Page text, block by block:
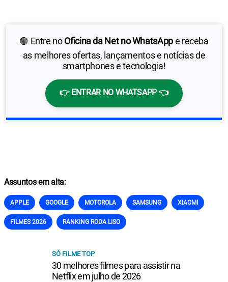
🟢 Entre noOficina da Net no WhatsAppe receba
as melhores ofertas, lançamentos e notícias de
smartphones e tecnologia!
👉 ENTRAR NO WHATSAPP 👈
Assuntos em alta:
APPLE GOOGLE MOTOROLA SAMSUNG XIAOMI
FILMES 2026 RANKING RODA LISO
SÓ FILME TOP
30 melhores filmes para assistir na
Netflix em julho de 2026